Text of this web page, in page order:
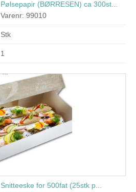
Pølsepapir (BØRRESEN) ca 300st...
Varenr: 99010
Stk
1
Snitteeske for 500fat (25stk p...